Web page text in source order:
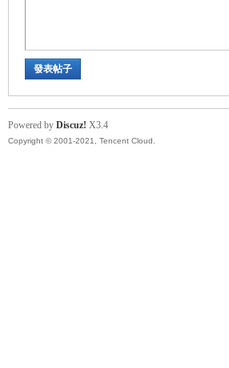
發表帖子
Powered by Discuz! X3.4
Copyright © 2001-2021, Tencent Cloud.